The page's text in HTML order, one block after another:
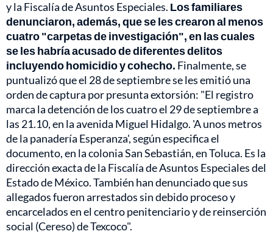
y la Fiscalía de Asuntos Especiales. Los familiares
denunciaron, además, que se les crearon al menos
cuatro "carpetas de investigación", en las cuales
se les habría acusado de diferentes delitos
incluyendo homicidio y cohecho. Finalmente, se
puntualizó que el 28 de septiembre se les emitió una
orden de captura por presunta extorsión: "El registro
marca la detención de los cuatro el 29 de septiembre a
las 21.10, en la avenida Miguel Hidalgo. 'A unos metros
de la panadería Esperanza', según especifica el
documento, en la colonia San Sebastián, en Toluca. Es la
dirección exacta de la Fiscalía de Asuntos Especiales del
Estado de México. También han denunciado que sus
allegados fueron arrestados sin debido proceso y
encarcelados en el centro penitenciario y de reinserción
social (Cereso) de Texcoco".